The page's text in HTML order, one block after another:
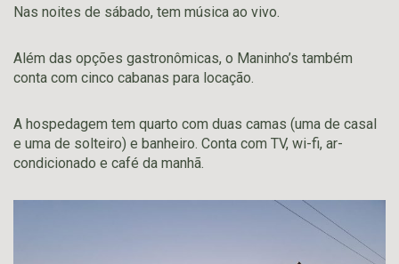
Nas noites de sábado, tem música ao vivo.
Além das opções gastronômicas, o Maninho’s também
conta com cinco cabanas para locação.
A hospedagem tem quarto com duas camas (uma de casal
e uma de solteiro) e banheiro. Conta com TV, wi-fi, ar-
condicionado e café da manhã.